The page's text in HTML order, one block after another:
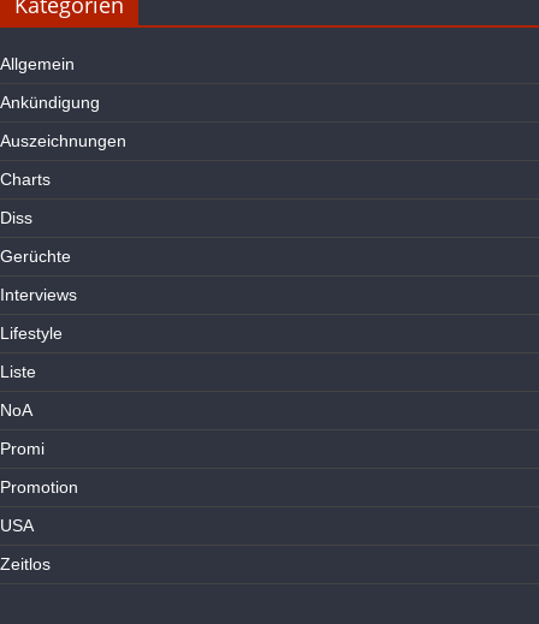
Allgemein
Ankündigung
Auszeichnungen
Charts
Diss
Gerüchte
Interviews
Lifestyle
Liste
NoA
Promi
Promotion
USA
Zeitlos